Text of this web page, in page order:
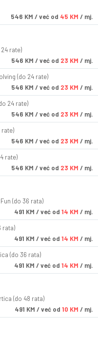
546 KM / već od 45 KM / mj.
rate)
546 KM / već od 23 KM / mj.
(do 24 rate)
546 KM / već od 23 KM / mj.
24 rate)
546 KM / već od 23 KM / mj.
rate)
546 KM / već od 23 KM / mj.
rate)
546 KM / već od 23 KM / mj.
(do 36 rata)
491 KM / već od 14 KM / mj.
rata)
491 KM / već od 14 KM / mj.
(do 36 rata)
491 KM / već od 14 KM / mj.
(do 48 rata)
491 KM / već od 10 KM / mj.